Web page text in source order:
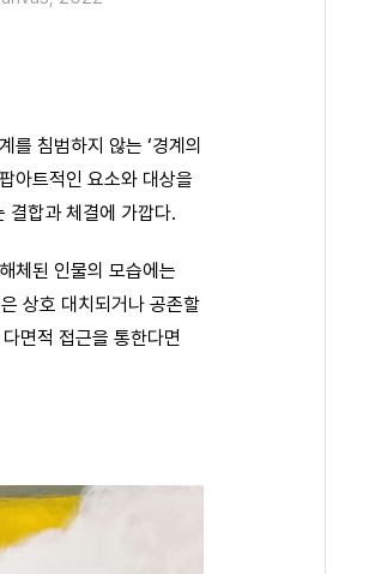
침범하지 않는 ‘경계의
아트적인 요소와 대상을
결합과 체결에 가깝다.
체된 인물의 모습에는
상호 대치되거나 공존할
면적 접근을 통한다면